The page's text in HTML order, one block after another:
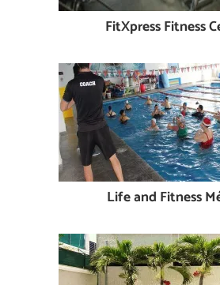
FitXpress Fitness
Life and Fitness